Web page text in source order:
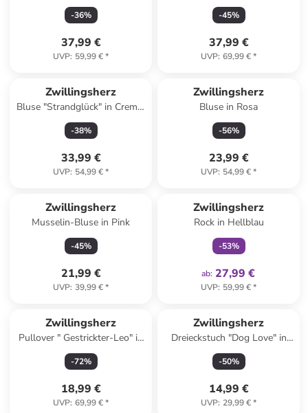
-36%
37,99 €
UVP: 59,99 €*
Rosa
-45%
37,99 €
UVP: 69,99 €*
Zwillingsherz
Bluse "Strandglück" in Creme/
Bunt
-38%
33,99 €
UVP: 54,99 €*
Zwillingsherz
Bluse in Rosa
-56%
23,99 €
UVP: 54,99 €*
Zwillingsherz
Musselin-Bluse in Pink
-45%
21,99 €
UVP: 39,99 €*
Zwillingsherz
Rock in Hellblau
-53%
ab: 27,99 €
UVP: 59,99 €*
Zwillingsherz
Pullover " Gestrickter-Leo" in
Beige
-72%
18,99 €
UVP: 69,99 €*
Zwillingsherz
Dreieckstuch "Dog Love" in
Hellbraun/ Beige - (L)138 x
(B)68 cm
-50%
14,99 €
UVP: 29,99 €*